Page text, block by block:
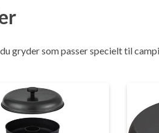
gryder som passer specielt til